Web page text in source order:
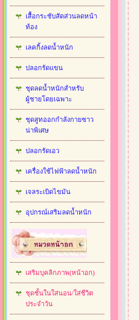
เสื้อกระชับสัดส่วนลดหน้า
ท้อง
เลคกิ้งลดน้ำหนัก
ปลอกรัดแขน
ชุดลดน้ำหนักสำหรับ
ผู้ชายโดยเฉพาะ
ชุดสูทออกกำลังกายซาว
น่าพิเศษ
ปลอกรัดเอว
เครื่องใช้ไฟฟ้าลดน้ำหนัก
เจลระเบิดไขมัน
อุปกรณ์เสริมลดน้ำหนัก
เสริมบุคลิกภาพ(หน้าอก)
ชุดชั้นในใส่นอน/ใส่ชีวิต
ประจำวัน